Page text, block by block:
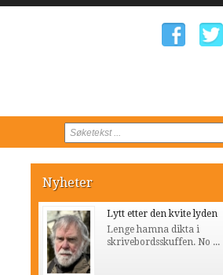
Nyheter
Lytt etter den kvite lyden
Lenge hamna dikta i
skrivebordsskuffen. No ...